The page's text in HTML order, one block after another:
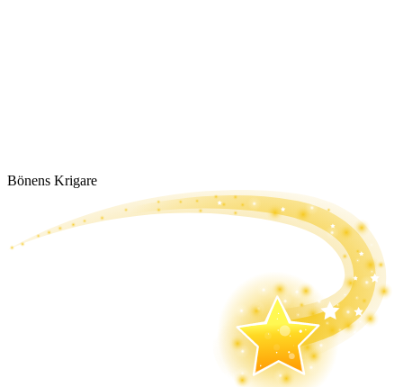
Bönens Krigare